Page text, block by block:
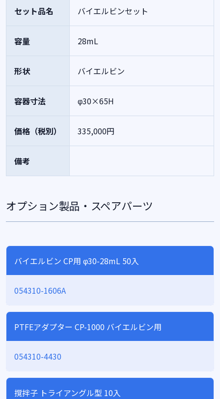
セット品名 バイエルビンセット
容量 28mL
形状 バイエルビン
容器寸法 φ30×65H
価格（税別） 335,000円
備考
オプション製品・スペアパーツ
バイエルビン CP用 φ30-28mL 50入
054310-1606A
PTFEアダプター CP-1000 バイエルビン用
054310-4430
撹拌子 トライアングル型 10入